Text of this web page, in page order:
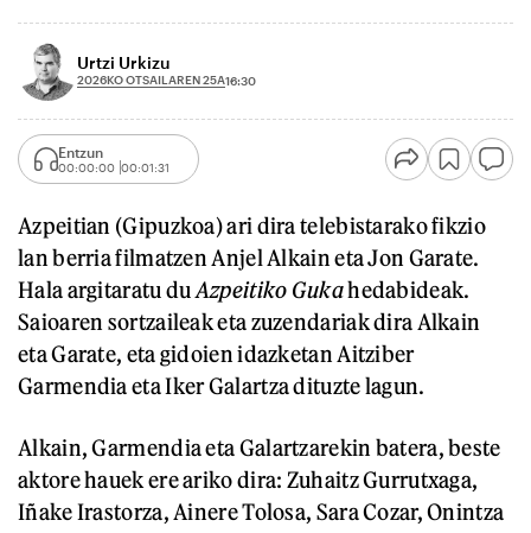
Urtzi Urkizu
2026KO OTSAILAREN 25A16:30
Entzun
00:00:00 00:01:31
Azpeitian (Gipuzkoa) ari dira telebistarako fikzio
lan berria filmatzen Anjel Alkain eta Jon Garate.
Hala argitaratu du Azpeitiko Gukahedabideak.
Saioaren sortzaileak eta zuzendariak dira Alkain
eta Garate, eta gidoien idazketan Aitziber
Garmendia eta Iker Galartza dituzte lagun.
Alkain, Garmendia eta Galartzarekin batera, beste
aktore hauek ere ariko dira: Zuhaitz Gurrutxaga,
Iñake Irastorza, Ainere Tolosa, Sara Cozar, Onintza